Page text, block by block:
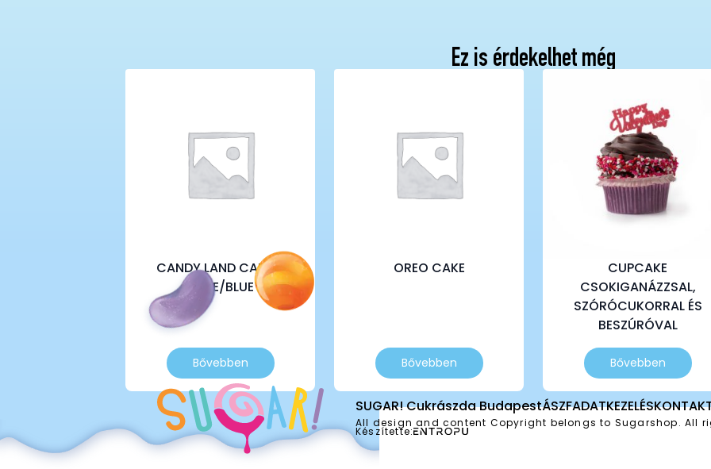
Ez is érdekelhet még
CANDY LAND CAKE –
ROSE/BLUE
Bővebben
OREO CAKE
Bővebben
CUPCAKE
CSOKIGANÁZZSAL,
SZÓRÓCUKORRAL ÉS
BESZÚRÓVAL
Bővebben
SUGAR! Cukrászda BudapestÁSZFADATKEZELÉS
All design and content Copyright belongs to Sugarshop. All
Készítette: